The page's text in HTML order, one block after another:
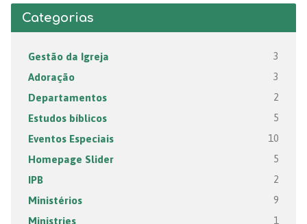
Categorias
Gestão da Igreja 3
Adoração 3
Departamentos 2
Estudos bíblicos 5
Eventos Especiais 10
Homepage Slider 5
IPB 2
Ministérios 9
Ministries 1